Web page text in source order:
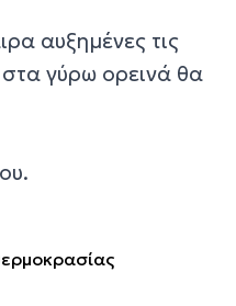
αυξημένες τις
γύρω ορεινά θα